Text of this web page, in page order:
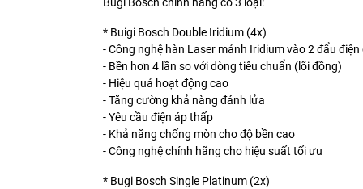
* Buigi Bosch Double Iridium (4x)
- Công nghệ hàn Laser mảnh Iridium vào 2 đẩu điện
- Bền hơn 4 lần so với dòng tiêu chuẩn (lõi đồng)
- Hiệu quả hoạt động cao
- Tăng cường khả nàng đánh lửa
- Yêu cầu điện áp thấp
- Khả năng chống mòn cho độ bền cao
- Công nghệ chính hãng cho hiệu suất tối ưu
* Bugi Bosch Single Platinum (2x)